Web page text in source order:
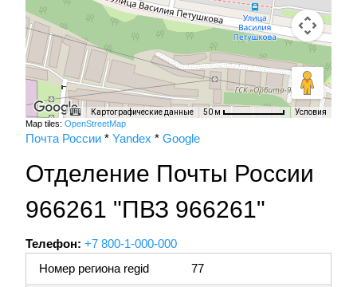
Картографические данные 50 м Условия
Map tiles: OpenStreetMap
Почта России * Yandex * Google
Отделение Почты России
966261 "ПВЗ 966261"
Телефон: +7 800-1-000-000
Номер региона regid
77